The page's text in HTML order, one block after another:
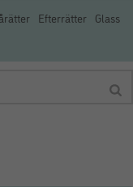
Efterrätter Glass